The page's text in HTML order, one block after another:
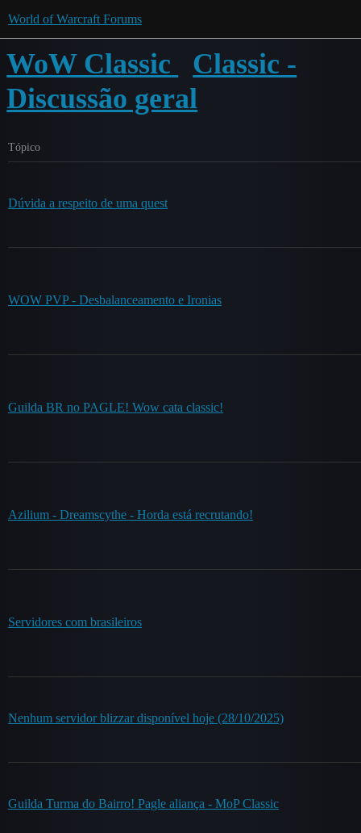
World of Warcraft Forums
WoW Classic
Classic -
Discussão geral
Tópico
Dúvida a respeito de uma quest
WOW PVP - Desbalanceamento e Ironias
Guilda BR no PAGLE! Wow cata classic!
Azilium - Dreamscythe - Horda está recrutando!
Servidores com brasileiros
Nenhum servidor blizzar disponível hoje (28/10/2025)
Guilda Turma do Bairro! Pagle aliança - MoP Classic